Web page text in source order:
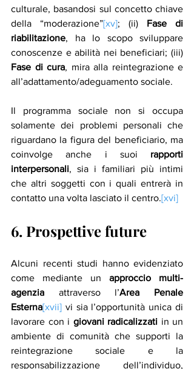
culturale, basandosi sul concetto chiave
della “moderazione”[xv]; (ii) Fase di
riabilitazione, ha lo scopo sviluppare
Fase di cura, mira alla reintegrazione e
all’adattamento/adeguamento sociale.
Il programma sociale non si occupa
solamente dei problemi personali che
riguardano la figura del beneficiario, ma
coinvolge anche i suoi rapporti
interpersonali, sia i familiari più intimi
che altri soggetti con i quali entrerà in
contatto una volta lasciato il centro.[xvi]
6. Prospettive future
Alcuni recenti studi hanno evidenziato
come mediante un approccio multi-
agenzia attraverso l’Area Penale
Esterna[xvii] vi sia l’opportunità unica di
lavorare con i giovani radicalizzati in un
ambiente di comunità che supporti la
reintegrazione sociale e la
responsabilizzazione dell’individuo,